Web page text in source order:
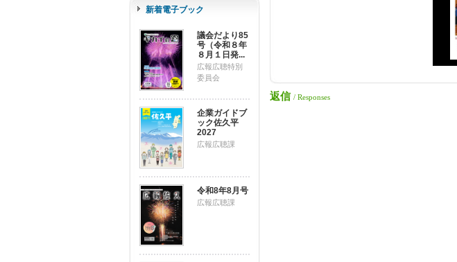
新着電子ブック
議会だより85
号（令和８年
８月１日発...
広報広聴特別
委員会
企業ガイドブ
ック佐久平
2027
広報広聴課
令和8年8月号
広報広聴課
返信 / Responses